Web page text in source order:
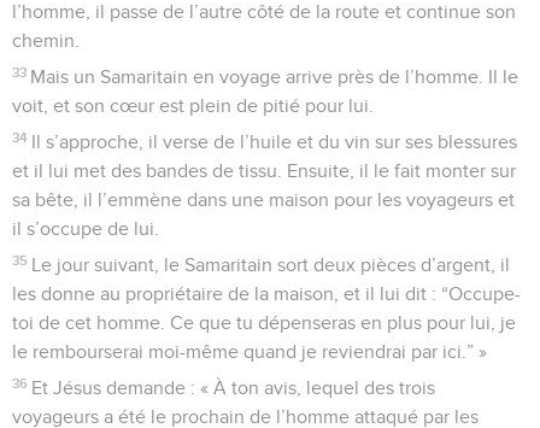
l’homme, il passe de l’autre côté de la route et continue son
chemin.
33 Mais un Samaritain en voyage arrive près de l’homme. Il le
voit, et son cœur est plein de pitié pour lui.
34 Il s’approche, il verse de l’huile et du vin sur ses blessures
et il lui met des bandes de tissu. Ensuite, il le fait monter sur
sa bête, il l’emmène dans une maison pour les voyageurs et
il s’occupe de lui.
35 Le jour suivant, le Samaritain sort deux pièces d’argent, il
les donne au propriétaire de la maison, et il lui dit : “Occupe-
toi de cet homme. Ce que tu dépenseras en plus pour lui, je
le rembourserai moi-même quand je reviendrai par ici.” »
36 Et Jésus demande : « À ton avis, lequel des trois
voyageurs a été le prochain de l’homme attaqué par les